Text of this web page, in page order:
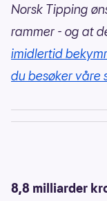
Norsk Tipping
rammer - og at
imidlertid
du besøker våre
8,8 milliarder